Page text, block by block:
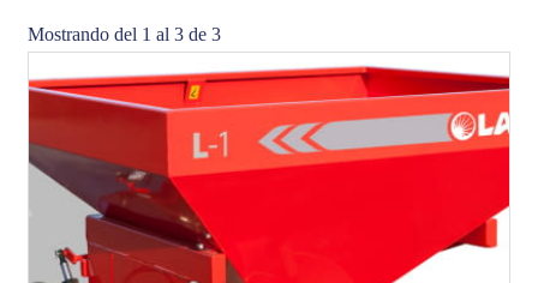
Mostrando del 1 al 3 de 3